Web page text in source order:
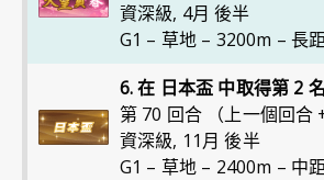
資深級, 4月 後半
G1 – 草地 – 3200m – 長
6. 在 日本盃 中取得第 2
第 70 回合 （上一個回合 +
資深級, 11月 後半
G1 – 草地 – 2400m – 中